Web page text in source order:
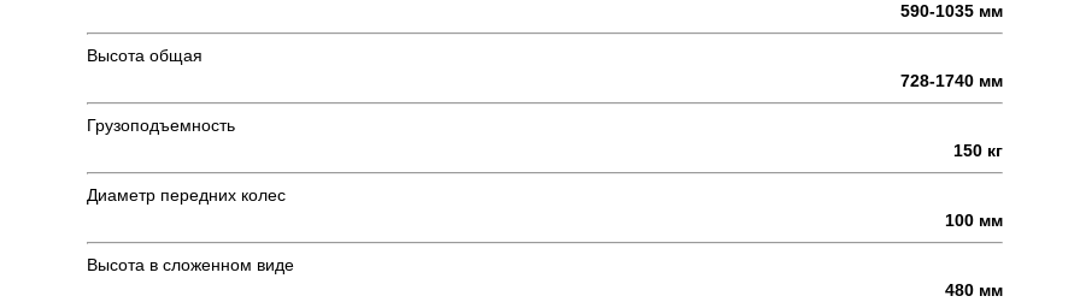
590-1035 мм
Высота общая
728-1740 мм
Грузоподъемность
150 кг
Диаметр передних колес
100 мм
Высота в сложенном виде
480 мм